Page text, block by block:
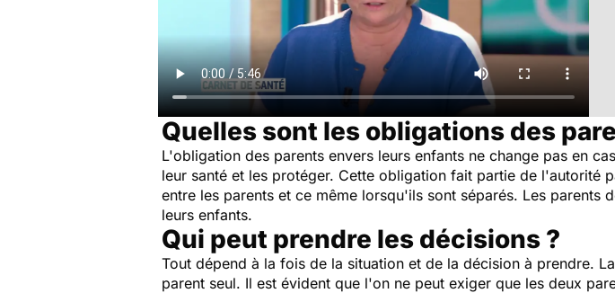
Quelles sont les obligations des
L'obligation des parents envers leurs enfants ne change pas en
leur santé et les protéger. Cette obligation fait partie de l'autorité
entre les parents et ce même lorsqu'ils sont séparés. Les
leurs enfants.
Qui peut prendre les décisions ?
Tout dépend à la fois de la situation et de la décision à prendre.
parent seul. Il est évident que l'on ne peut exiger que les deux